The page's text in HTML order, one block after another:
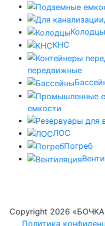
Колодцы
КНС
передвижные
емкости
ЛОС
Погреб
Copyright 2026
Политика